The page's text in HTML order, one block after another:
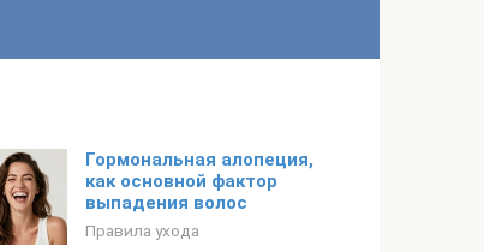
Гормональная алопеция,
как основной фактор
выпадения волос
Правила ухода